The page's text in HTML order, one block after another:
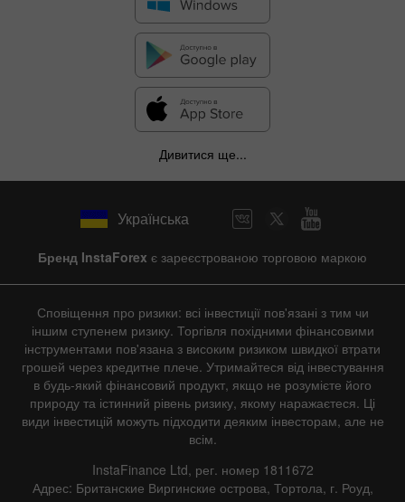
Дивитися ще...
Українська
Бренд InstaForex є зареєстрованою торговою маркою
Сповіщення про ризики: всі інвестиції пов'язані з тим чи
іншим ступенем ризику. Торгівля похідними фінансовими
інструментами пов'язана з високим ризиком швидкої втрати
грошей через кредитне плече. Утримайтеся від інвестування
в будь-який фінансовий продукт, якщо не розумієте його
природу та істинний рівень ризику, якому наражаєтеся. Ці
види інвестицій можуть підходити деяким інвесторам, але не
всім.
InstaFinance Ltd, рег. номер 1811672
Адрес: Британские Виргинские острова, Тортола, г. Роуд,